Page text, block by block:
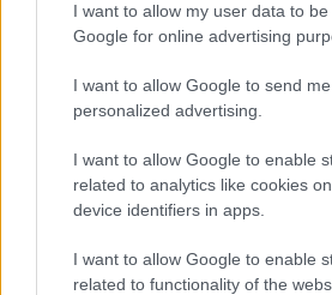
I want to allow my user data to
Google for online advertising
I want to allow Google to send me
personalized advertising.
I want to allow Google to enable
related to analytics like cookies
device identifiers in apps.
I want to allow Google to enable
related to functionality of the
Koncert Zene Animáció Jankovics
tavaszi fesztivál